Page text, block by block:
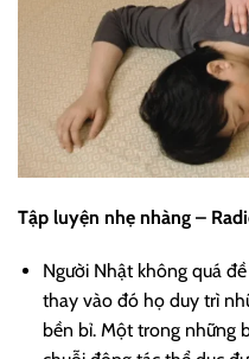
Tập luyện nhẹ nhàng –
Người Nhật không quá
thay vào đó họ duy trì
bền bỉ. Một trong những